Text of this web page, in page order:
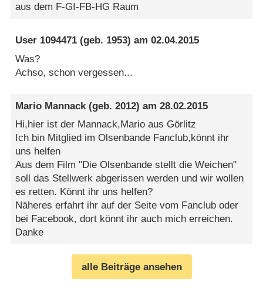
aus dem F-GI-FB-HG Raum
User 1094471 (geb. 1953) am02.04.2015
Was?
Achso, schon vergessen...
Mario Mannack(geb. 2012) am28.02.2015
Hi,hier ist der Mannack,Mario aus Görlitz
Ich bin Mitglied im Olsenbande Fanclub,könnt ihr
uns helfen
Aus dem Film "Die Olsenbande stellt die Weichen"
soll das Stellwerk abgerissen werden und wir wollen
es retten. Könnt ihr uns helfen?
Näheres erfahrt ihr auf der Seite vom Fanclub oder
bei Facebook, dort könnt ihr auch mich erreichen.
Danke
alle Beiträge ansehen